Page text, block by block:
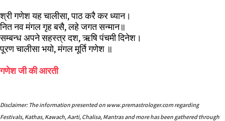
श्री गणेश यह चालीसा, पाठ करै कर ध्यान।
नित नव मंगल गृह बसै, लहे जगत सन्मान॥
सम्बन्ध अपने सहस्त्र दश, ऋषि पंचमी दिनेश।
पूरण चालीसा भयो, मंगल मूर्ति गणेश ॥
गणेश जी की आरती
Disclaimer: The information presented on www.premastrologer.com regarding
Festivals, Kathas, Kawach, Aarti, Chalisa, Mantras and more has been gathered through